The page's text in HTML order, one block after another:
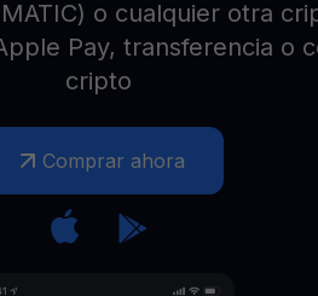
o cualquier otra
Pay, transferencia o
cripto
Comprar ahora